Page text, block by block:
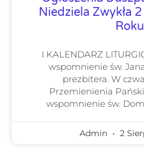
Niedziela Zwykła
Roku
I KALENDARZ
wspomnienie św.
prezbitera. W
Przemienienia
wspomnienie św.
Admin 2